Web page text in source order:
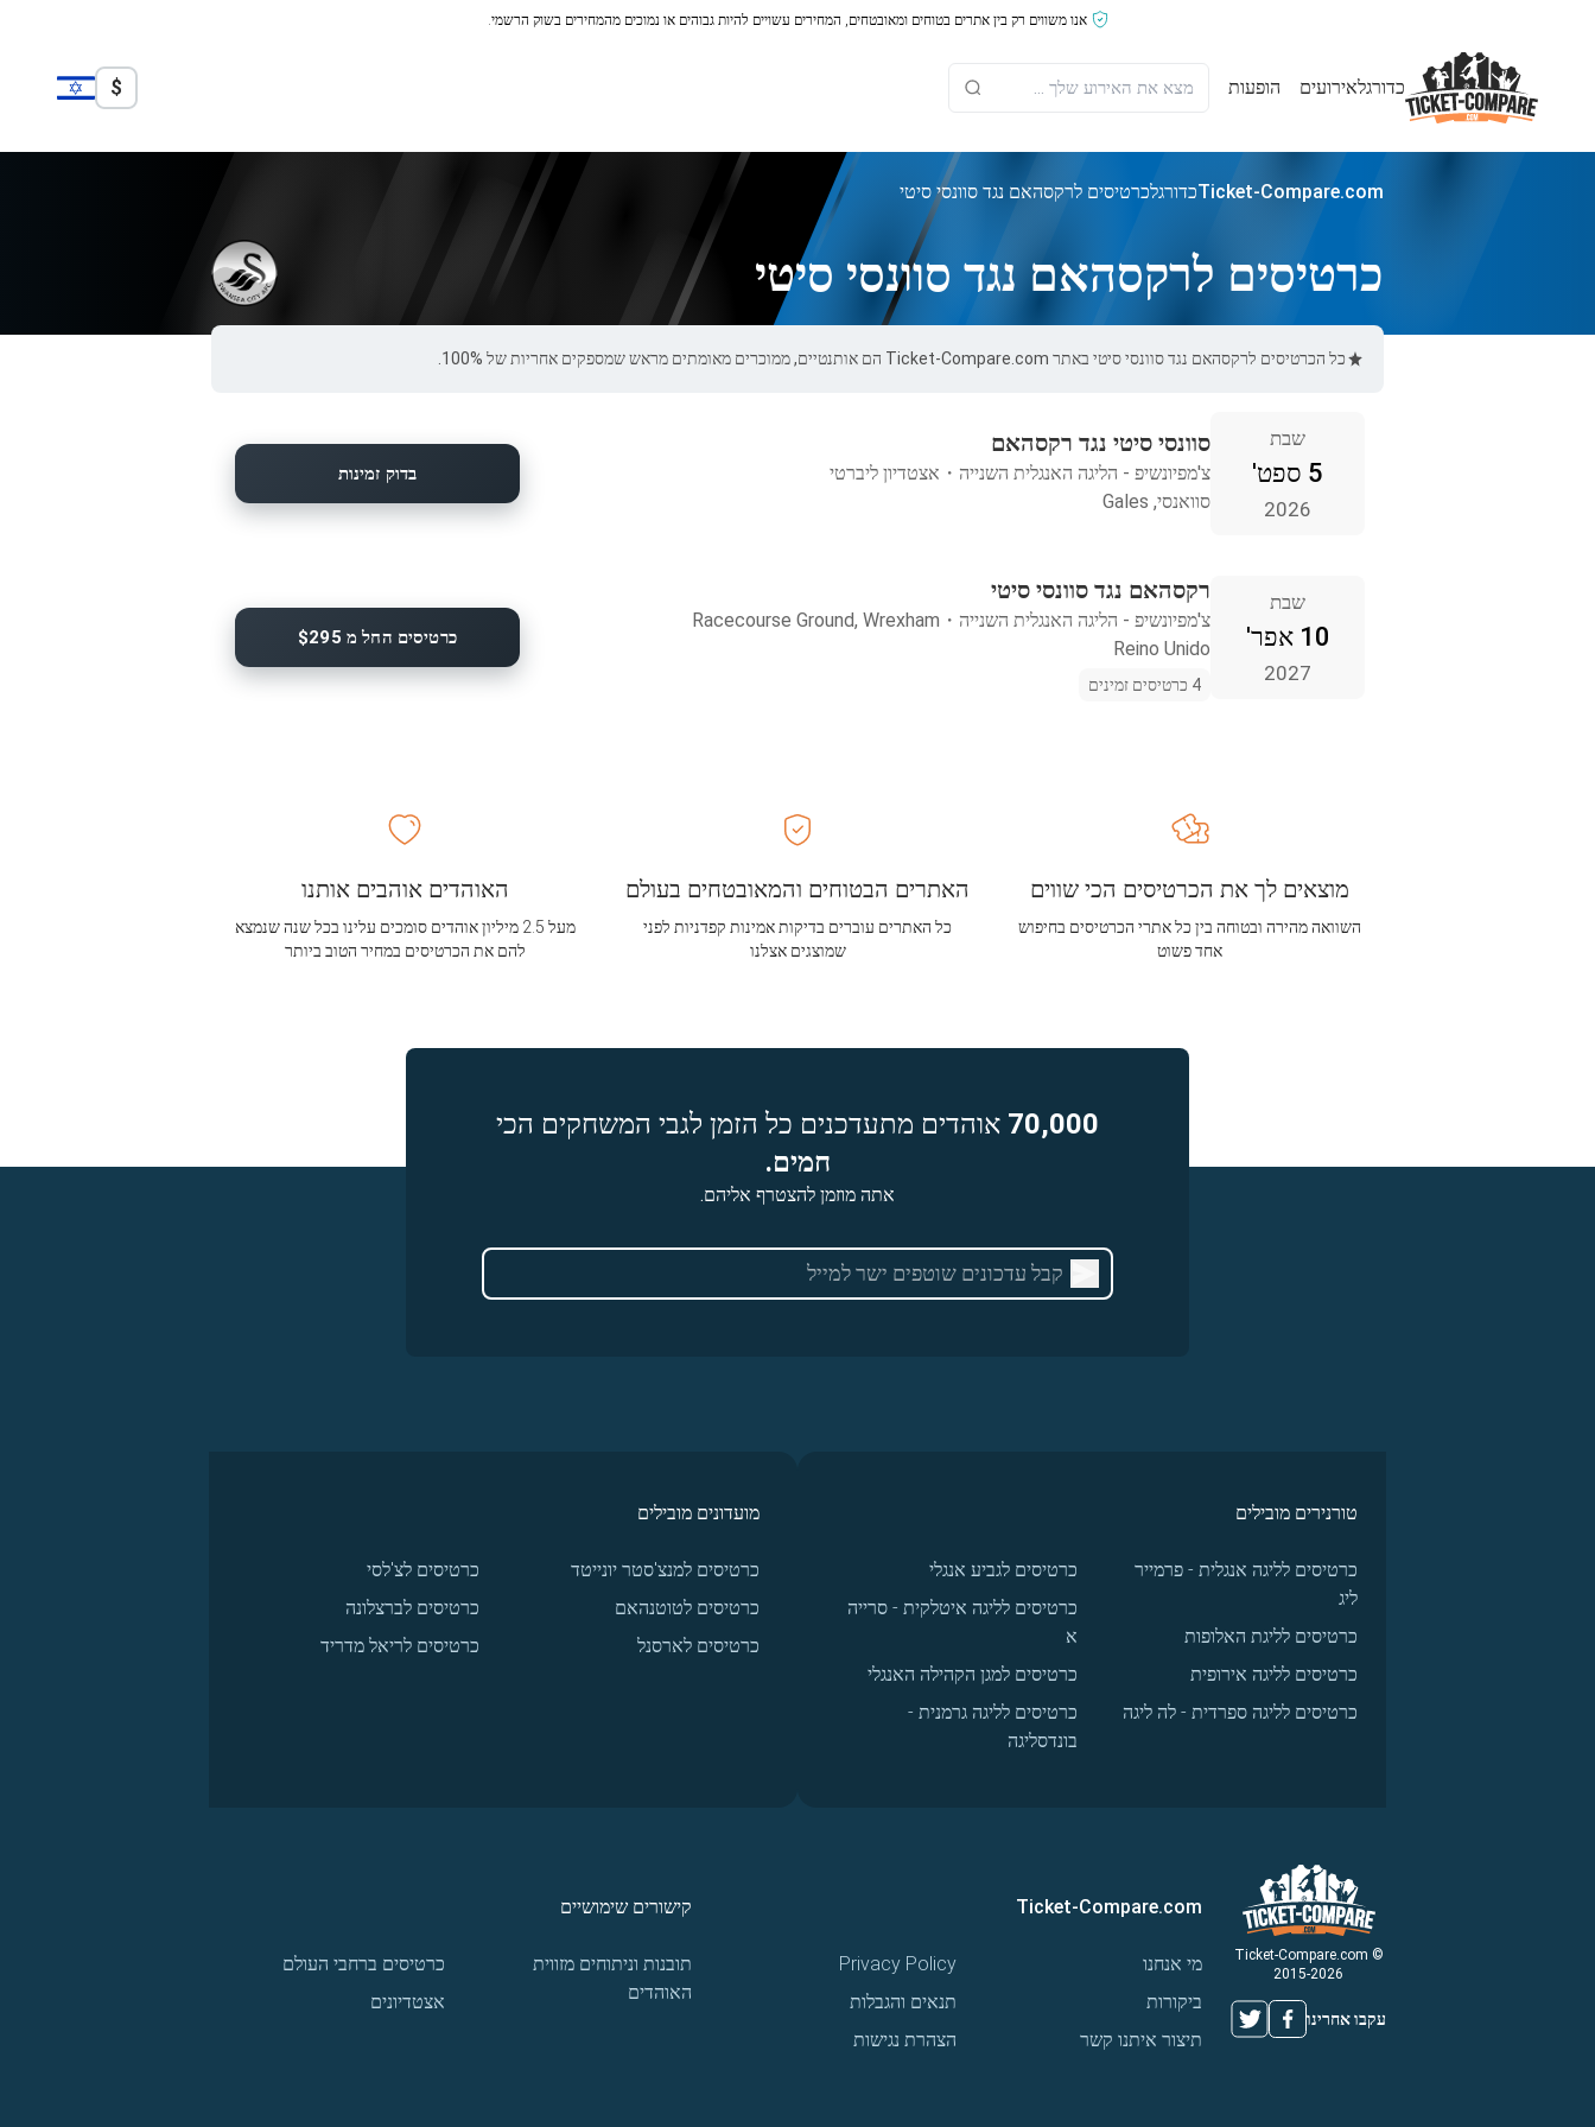
אנו משווים רק בין אתרים בטוחים ומאובטחים, המחירים עשויים להיות גבוהים או נמוכים מהמחירים בשוק הרשמי.
כדורגלאירועים הופעות $
Ticket-Compare.comכדורגלכרטיסים לרקסהאם נגד סוונסי סיטי
כרטיסים לרקסהאם נגד סוונסי סיטי
כל הכרטיסים לרקסהאם נגד סוונסי סיטי באתר Ticket-Compare.com הם אותנטיים, ממוכרים מאומתים מראש שמספקים אחריות של 100%.
שבת
5 ספט'
2026
סוונסי סיטי נגד רקסהאם
צ'מפיונשיפ - הליגה האנגלית השנייה ・ אצטדיון ליברטי
סוואנסי, Gales
בדוק זמינות
שבת
10 אפר'
2027
רקסהאם נגד סוונסי סיטי
צ'מפיונשיפ - הליגה האנגלית השנייה ・
Racecourse Ground, Wrexham
Reino Unido
4 כרטיסים זמינים
כרטיסים החל מ $295
האתרים הבטוחים והמאובטחים בעולם
כל האתרים עוברים בדיקות אמינות קפדניות לפני
שמוצגים אצלנו
מוצאים לך את הכרטיסים הכי שווים
השוואה מהירה ובטוחה בין כל אתרי הכרטיסים בחיפוש
אחד פשוט
האוהדים אוהבים אותנו
מעל 2.5 מיליון אוהדים סומכים עלינו בכל שנה שנמצא
להם את הכרטיסים במחיר הטוב ביותר
70,000 אוהדים מתעדכנים כל הזמן לגבי המשחקים הכי
חמים.
אתה מוזמן להצטרף אליהם.
טורנירים מובילים
כרטיסים לליגה אנגלית - פרמייר
ליג
כרטיסים לליגת האלופות
כרטיסים לליגה אירופית
כרטיסים לליגה ספרדית - לה ליגה
כרטיסים לגביע אנגלי
כרטיסים לליגה איטלקית - סרייה
א
כרטיסים למגן הקהילה האנגלי
כרטיסים לליגה גרמנית -
בונדסליגה
מועדונים מובילים
כרטיסים למנצ'סטר יונייטד
כרטיסים לטוטנהאם
כרטיסים לארסנל
כרטיסים לצ'לסי
כרטיסים לברצלונה
כרטיסים לריאל מדריד
© Ticket-Compare.com
2015-2026
עקבו אחרינו
Ticket-Compare.com
מי אנחנו
ביקורות
תיצור איתנו קשר
Privacy Policy
תנאים והגבלות
הצהרת נגישות
קישורים שימושיים
תובנות וניתוחים מזווית
האוהדים
כרטיסים ברחבי העולם
אצטדיונים